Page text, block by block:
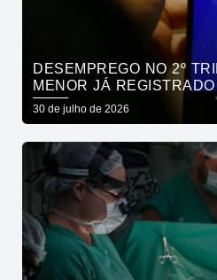
DESEMPREGO NO 2º
MENOR JÁ
30 de julho de 2026